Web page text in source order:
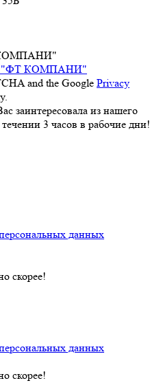
"ФТ КОМПАНИ"
and the Google Privacy
заинтересовала из нашего
3 часов в рабочие дни!
данных
скорее!
данных
скорее!